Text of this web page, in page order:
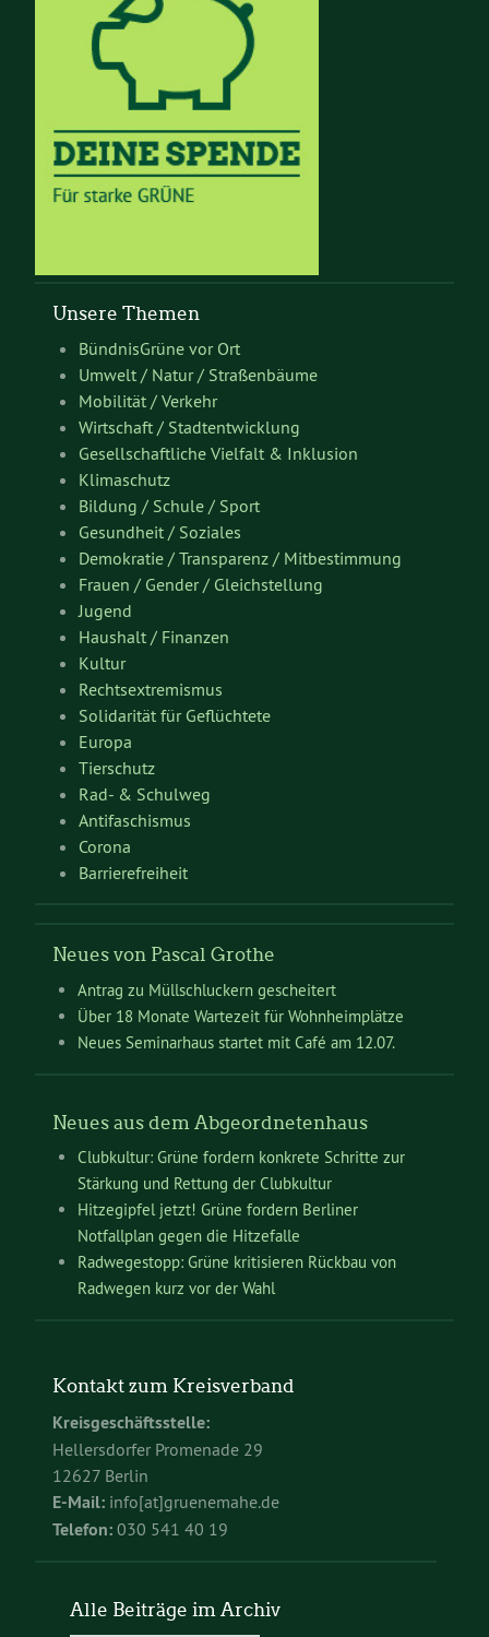
Unsere Themen
BündnisGrüne vor Ort
Umwelt / Natur / Straßenbäume
Mobilität / Verkehr
Wirtschaft / Stadtentwicklung
Gesellschaftliche Vielfalt & Inklusion
Klimaschutz
Bildung / Schule / Sport
Gesundheit / Soziales
Demokratie / Transparenz / Mitbestimmung
Frauen / Gender / Gleichstellung
Jugend
Haushalt / Finanzen
Kultur
Rechtsextremismus
Solidarität für Geflüchtete
Europa
Tierschutz
Rad- & Schulweg
Antifaschismus
Corona
Barrierefreiheit
Neues von Pascal Grothe
Antrag zu Müllschluckern gescheitert
Über 18 Monate Wartezeit für Wohnheimplätze
Neues Seminarhaus startet mit Café am 12.07.
Neues aus dem Abgeordnetenhaus
Clubkultur: Grüne fordern konkrete Schritte zur
Stärkung und Rettung der Clubkultur
Hitzegipfel jetzt! Grüne fordern Berliner
Notfallplan gegen die Hitzefalle
Radwegestopp: Grüne kritisieren Rückbau von
Radwegen kurz vor der Wahl
Kontakt zum Kreisverband
Kreisgeschäftsstelle:
Hellersdorfer Promenade 29
12627 Berlin
E-Mail: info[at]gruenemahe.de
Telefon: 030 541 40 19
Alle Beiträge im Archiv